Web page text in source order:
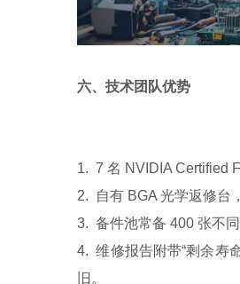
六、技术团队优势
1. 7 名 NVIDIA Certified
2. 自有 BGA 光学返修台
3. 备件池常备 400 张不
4. 维修报告附带“剩余寿
旧。